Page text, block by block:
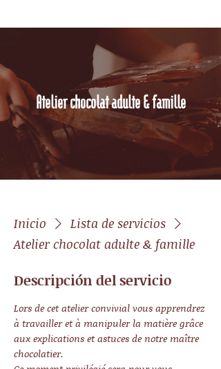
Atelier chocolat adulte & famille
Inicio
Lista de servicios
Atelier chocolat adulte & famille
Descripción del servicio
Lors de cet atelier convivial vous apprendrez
à travailler et à manipuler la matière grâce
aux explications et astuces de notre maître
chocolatier.